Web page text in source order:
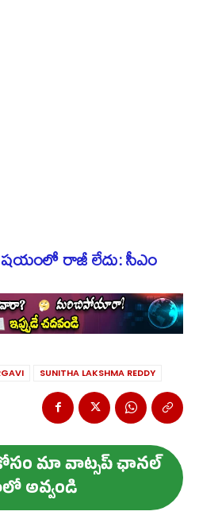
రాజీ లేదు: సీఎం
SUNITHA LAKSHMA REDDY
కోసం మా వాట్స‌ప్ ఛాన‌ల్
అవ్వండి